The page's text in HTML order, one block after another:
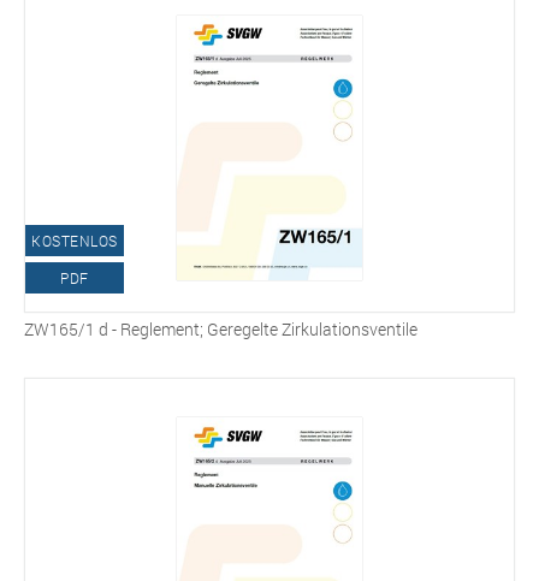
KOSTENLOS
PDF
ZW165/1 d - Reglement; Geregelte Zirkulationsventile